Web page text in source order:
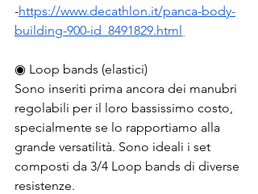
-https://www.decathlon.it/panca-body-
building-900-id_8491829.html
◉ Loop bands (elastici)
Sono inseriti prima ancora dei manubri
regolabili per il loro bassissimo costo,
specialmente se lo rapportiamo alla
grande versatilità. Sono ideali i set
composti da 3/4 Loop bands di diverse
resistenze.